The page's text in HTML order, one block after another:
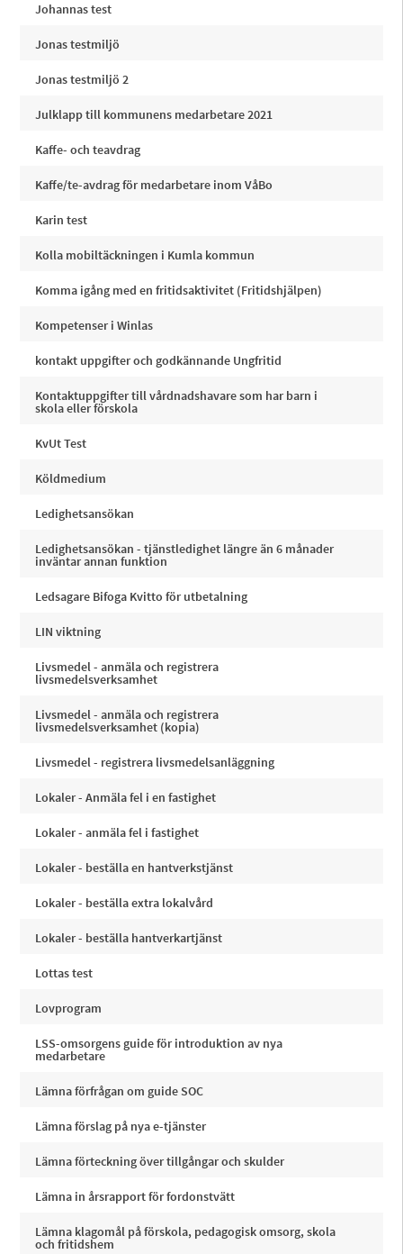
Johannas test
Jonas testmiljö
Jonas testmiljö 2
Julklapp till kommunens medarbetare 2021
Kaffe- och teavdrag
Kaffe/te-avdrag för medarbetare inom VåBo
Karin test
Kolla mobiltäckningen i Kumla kommun
Komma igång med en fritidsaktivitet (Fritidshjälpen)
Kompetenser i Winlas
kontakt uppgifter och godkännande Ungfritid
Kontaktuppgifter till vårdnadshavare som har barn i
skola eller förskola
KvUt Test
Köldmedium
Ledighetsansökan
Ledighetsansökan - tjänstledighet längre än 6 månader
inväntar annan funktion
Ledsagare Bifoga Kvitto för utbetalning
LIN viktning
Livsmedel - anmäla och registrera
livsmedelsverksamhet
Livsmedel - anmäla och registrera
livsmedelsverksamhet (kopia)
Livsmedel - registrera livsmedelsanläggning
Lokaler - Anmäla fel i en fastighet
Lokaler - anmäla fel i fastighet
Lokaler - beställa en hantverkstjänst
Lokaler - beställa extra lokalvård
Lokaler - beställa hantverkartjänst
Lottas test
Lovprogram
LSS-omsorgens guide för introduktion av nya
medarbetare
Lämna förfrågan om guide SOC
Lämna förslag på nya e-tjänster
Lämna förteckning över tillgångar och skulder
Lämna in årsrapport för fordonstvätt
Lämna klagomål på förskola, pedagogisk omsorg, skola
och fritidshem